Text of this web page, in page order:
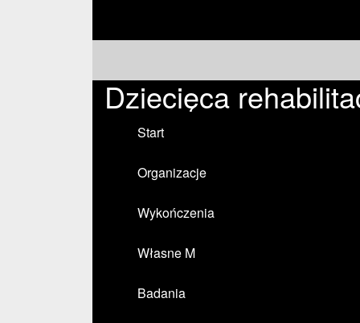
Dziecięca
Start
Organizacje
Wykończenia
Własne M
Badania